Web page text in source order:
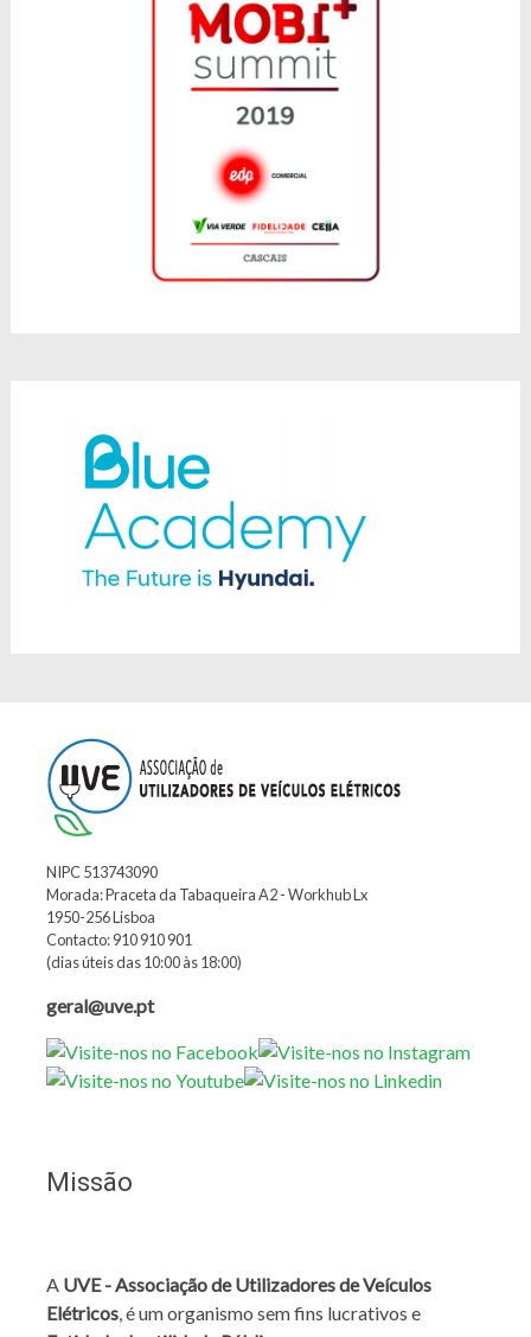
NIPC 513743090
Morada: Praceta da Tabaqueira A2 - Workhub Lx
1950-256 Lisboa
Contacto: 910 910 901
(dias úteis das 10:00 às 18:00)
geral@uve.pt
Missão
A UVE - Associação de Utilizadores de Veículos
Elétricos, é um organismo sem fins lucrativos e